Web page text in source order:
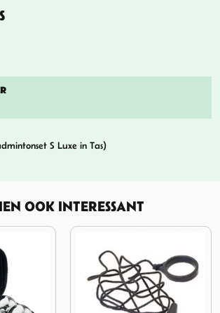
S Luxe in Tas)
OOK INTERESSANT